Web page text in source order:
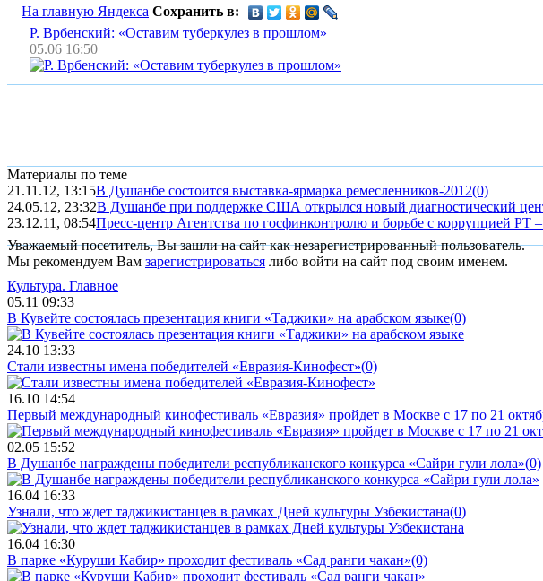
На главную Яндекса Сохранить в:
Р. Врбенский: «Оставим туберкулез в прошлом»
05.06 16:50
Материалы по теме
21.11.12, 13:15В Душанбе состоится выставка-ярмарка ремесленников-2012(0)
24.05.12, 23:32В Душанбе при поддержке США открылся новый диагностический
23.12.11, 08:54Пресс-центр Агентства по госфинконтролю и борьбе с коррупцией РТ
Уважаемый посетитель, Вы зашли на сайт как незарегистрированный пользователь.
Мы рекомендуем Вам зарегистрироваться либо войти на сайт под своим именем.
Культура. Главное
05.11 09:33
В Кувейте состоялась презентация книги «Таджики» на арабском языке(0)
24.10 13:33
Стали известны имена победителей «Евразия-Кинофест»(0)
16.10 14:54
Первый международный кинофестиваль «Евразия» пройдет в Москве с 17 по 21
02.05 15:52
В Душанбе награждены победители республиканского конкурса «Сайри гули лола»(0)
16.04 16:33
Узнали, что ждет таджикистанцев в рамках Дней культуры Узбекистана(0)
16.04 16:30
В парке «Куруши Кабир» проходит фестиваль «Сад ранги чакан»(0)